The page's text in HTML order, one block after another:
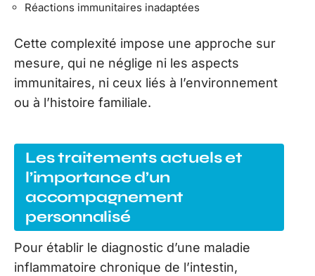
Réactions immunitaires inadaptées
Cette complexité impose une approche sur
mesure, qui ne néglige ni les aspects
immunitaires, ni ceux liés à l’environnement
ou à l’histoire familiale.
Les traitements actuels et
l’importance d’un
accompagnement
personnalisé
Pour établir le diagnostic d’une maladie
inflammatoire chronique de l’intestin,